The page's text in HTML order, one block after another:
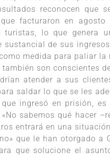
reconocen que
facturaron en
turistas, lo que genera
sustancial de sus
medida para paliar la
también son conscientes
atender a sus
saldar lo que se les
que ingresó en prisión,
sabemos qué hacer
entrará en una
que le han otorgado a
que solucione el